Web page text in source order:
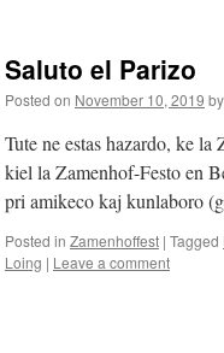
Saluto el Parizo
Posted on November 10, 2019 by
Tute ne estas hazardo, ke
kiel la Zamenhof-Festo en
pri amikeco kaj kunlaboro
Posted in Zamenhoffest | Tagged
Loing | Leave a comment